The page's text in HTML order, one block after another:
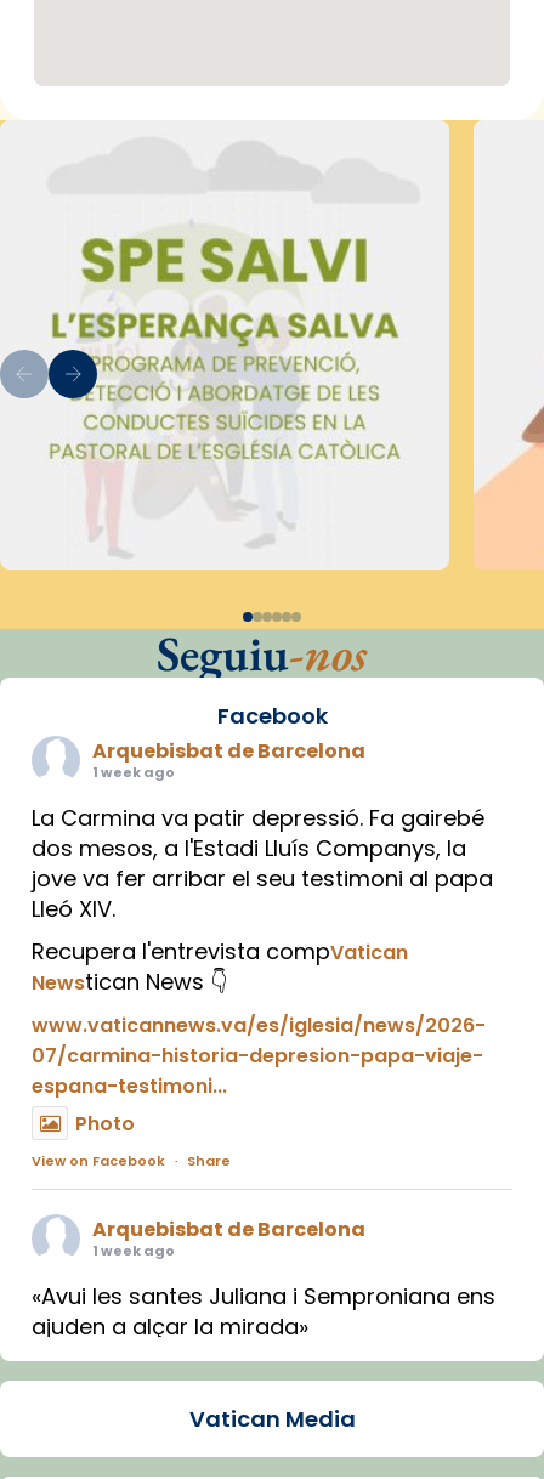
Seguiu-nos
Facebook
Arquebisbat de Barcelona
1 week ago
La Carmina va patir depressió. Fa gairebé
dos mesos, a l'Estadi Lluís Companys, la
jove va fer arribar el seu testimoni al papa
Lleó XIV.
Recupera l'entrevista compVatican
Newstican News 👇
www.vaticannews.va/es/iglesia/news/2026-
07/carmina-historia-depresion-papa-viaje-
espana-testimoni...
Photo
View on Facebook · Share
Arquebisbat de Barcelona
1 week ago
«Avui les santes Juliana i Semproniana ens
ajuden a alçar la mirada»
Mons. Sergi Gordo, bisbe de Tortosa, ha
Santes de Mataró.
🔗tinyurl.com/cvu5jmbk
Vatican Media